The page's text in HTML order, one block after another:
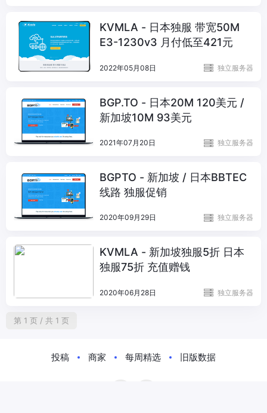
KVMLA - 日本独服 带宽50M
E3-1230v3 月付低至421元
2022年05月08日 独立服务器
BGP.TO - 日本20M 120美元 /
新加坡10M 93美元
2021年07月20日 独立服务器
BGPTO - 新加坡 / 日本BBTEC
线路 独服促销
2020年09月29日 独立服务器
KVMLA - 新加坡独服5折 日本
独服75折 充值赠钱
2020年06月28日 独立服务器
第 1 页 / 共 1 页
投稿 商家 每周精选 旧版数据